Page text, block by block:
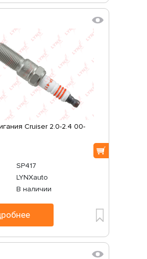
Cruiser 2.0-2.4 00-
SP417
LYNXauto
В наличии